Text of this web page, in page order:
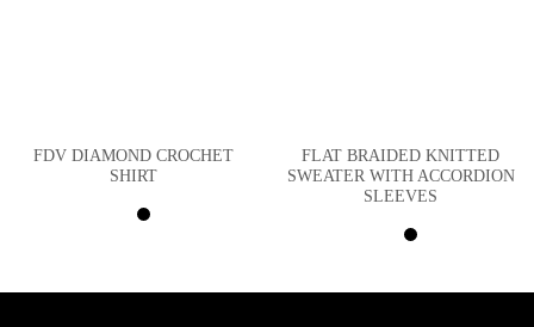
FDV DIAMOND CROCHET
SHIRT
FLAT BRAIDED KNITTED
SWEATER WITH ACCORDION
SLEEVES